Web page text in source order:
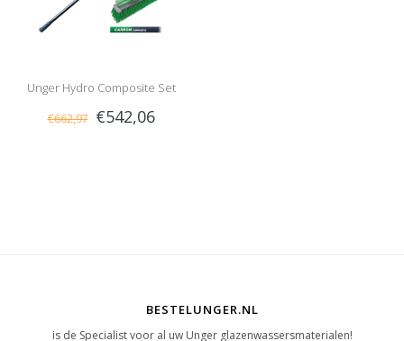
Unger Hydro Composite Set
€662,97 €542,06
BESTELUNGER.NL
is de Specialist voor al uw Unger glazenwassersmaterialen!